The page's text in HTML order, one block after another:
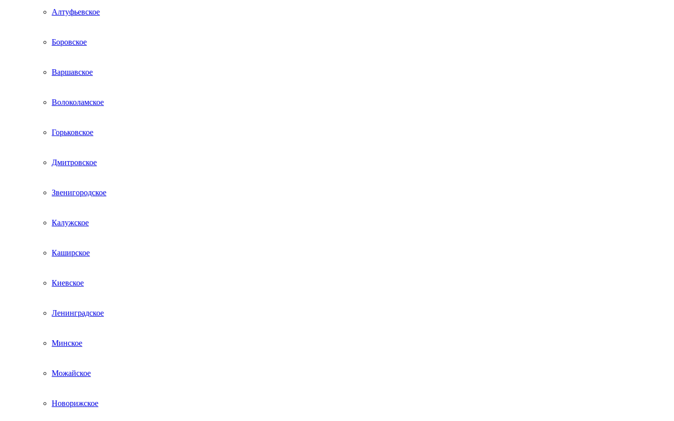
Алтуфьевское
Боровское
Варшавское
Волоколамское
Горьковское
Дмитровское
Звенигородское
Калужское
Каширское
Киевское
Ленинградское
Минское
Можайское
Новорижское